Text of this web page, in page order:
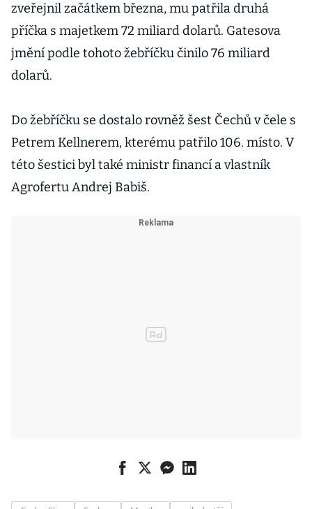
zveřejnil začátkem března, mu patřila druhá
příčka s majetkem 72 miliard dolarů. Gatesova
jmění podle tohoto žebříčku činilo 76 miliard
dolarů.
Do žebříčku se dostalo rovněž šest Čechů v čele s
Petrem Kellnerem, kterému patřilo 106. místo. V
této šestici byl také ministr financí a vlastník
Agrofertu Andrej Babiš.